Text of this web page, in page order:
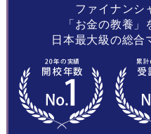
ファイナンシ
「お金の教養
日本最大級の総合